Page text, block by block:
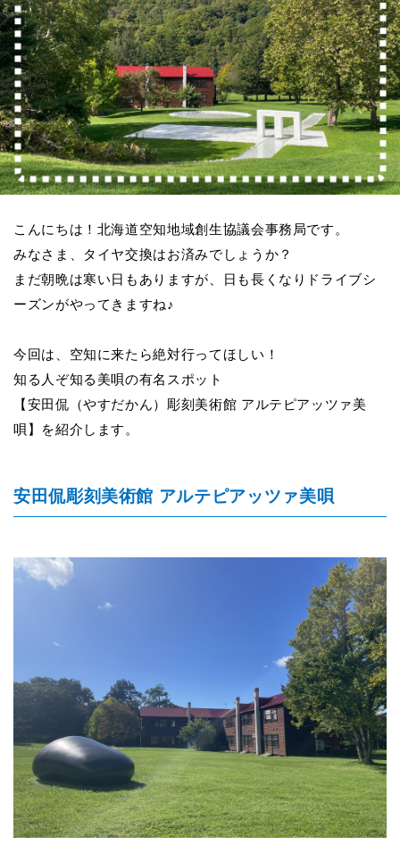
こんにちは！北海道空知地域創生協議会事務局です。
みなさま、タイヤ交換はお済みでしょうか？
まだ朝晩は寒い日もありますが、日も長くなりドライブシ
ーズンがやってきますね♪
今回は、空知に来たら絶対行ってほしい！
知る人ぞ知る美唄の有名スポット
【安田侃（やすだかん）彫刻美術館 アルテピアッツァ美
唄】を紹介します。
安田侃彫刻美術館 アルテピアッツァ美唄